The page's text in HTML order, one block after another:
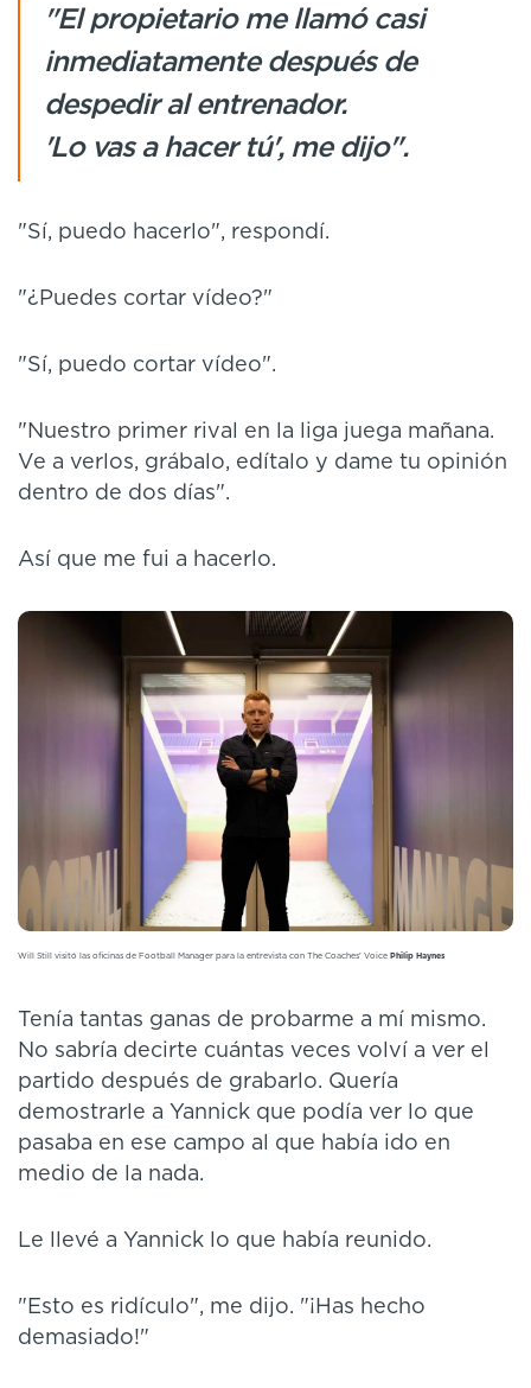
"El propietario me llamó casi
inmediatamente después de
despedir al entrenador.
'Lo vas a hacer tú', me dijo".
"Sí, puedo hacerlo", respondí.
"¿Puedes cortar vídeo?"
"Sí, puedo cortar vídeo".
"Nuestro primer rival en la liga juega mañana.
Ve a verlos, grábalo, edítalo y dame tu opinión
dentro de dos días".
Así que me fui a hacerlo.
Will Still visitó las oficinas de Football Manager para la entrevista con The Coaches' Voice Philip Haynes
Tenía tantas ganas de probarme a mí mismo.
No sabría decirte cuántas veces volví a ver el
partido después de grabarlo. Quería
demostrarle a Yannick que podía ver lo que
pasaba en ese campo al que había ido en
medio de la nada.
Le llevé a Yannick lo que había reunido.
"Esto es ridículo", me dijo. "¡Has hecho
demasiado!"